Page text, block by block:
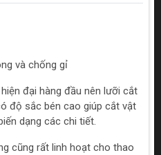
và chống gỉ
đại hàng đầu nên lưỡi cắt
độ sắc bén cao giúp cắt vật
dạng các chi tiết.
cũng rất linh hoạt cho thao